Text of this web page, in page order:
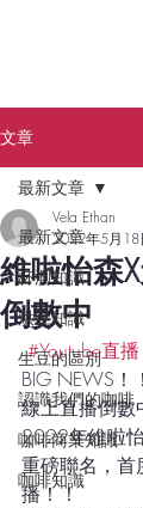
文章
最新文章
杯測知識
烘豆知識
生豆的區別
認識我們的咖啡
咖啡商業知識
咖啡知識
最新文章
維啦怡森
倒數中
Vela Ethan
2022年5月18
#Youtube直播
BIG NEWS！！
線上直播倒數
2022年維啦
重磅聯名，首
播！！